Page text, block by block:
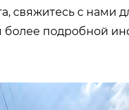
свяжитесь с нами
более подробной